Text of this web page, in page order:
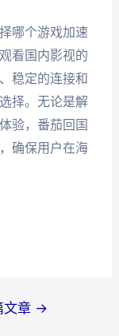
哪个游戏加速
看国内影视的
稳定的连接和
择。无论是解
验，番茄回国
确保用户在海
文章 →